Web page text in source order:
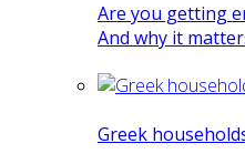
Are you getting
And why it
Greek